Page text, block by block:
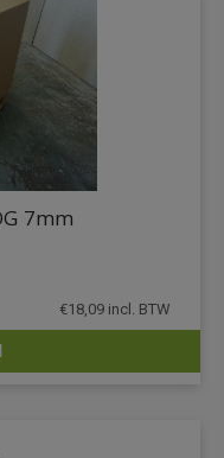
DETAILS
7mm
€18,09 incl. BTW